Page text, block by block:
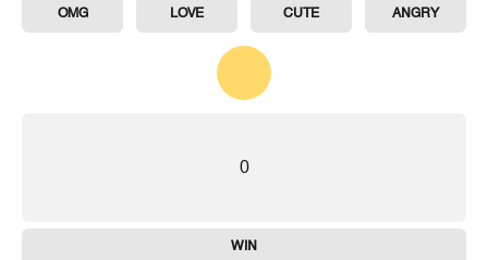
ANGRY
CUTE
LOVE
OMG
0
WIN